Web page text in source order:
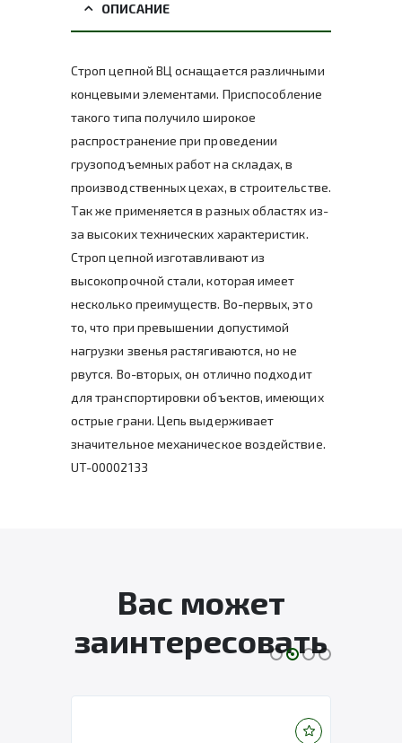
ОПИСАНИЕ
Строп цепной ВЦ оснащается различными
концевыми элементами. Приспособление
такого типа получило широкое
распространение при проведении
грузоподъемных работ на складах, в
производственных цехах, в строительстве.
Так же применяется в разных областях из-
за высоких технических характеристик.
Строп цепной изготавливают из
высокопрочной стали, которая имеет
несколько преимуществ. Во-первых, это
то, что при превышении допустимой
нагрузки звенья растягиваются, но не
рвутся. Во-вторых, он отлично подходит
для транспортировки объектов, имеющих
острые грани. Цепь выдерживает
значительное механическое воздействие.
UT-00002133
Вас может
заинтересовать